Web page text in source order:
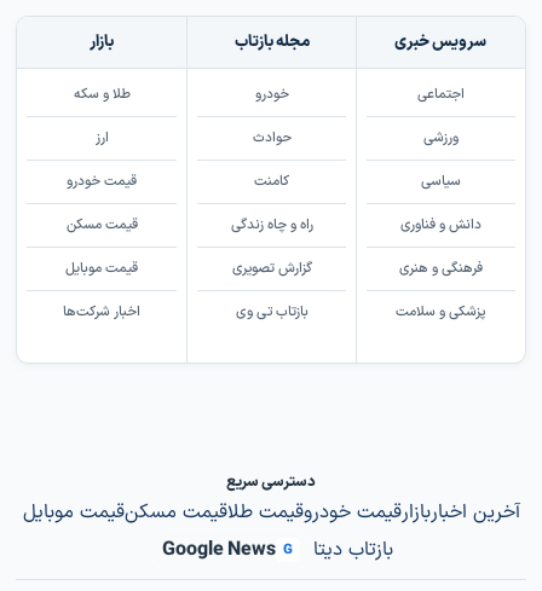
سرویس خبری
اجتماعی
ورزشی
سیاسی
دانش و فناوری
فرهنگی و هنری
پزشکی و سلامت
مجله بازتاب
خودرو
حوادث
کامنت
راه و چاه زندگی
گزارش تصویری
بازتاب تی وی
بازار
طلا و سکه
ارز
قیمت خودرو
قیمت مسکن
قیمت موبایل
اخبار شرکت‌ها
دسترسی سریع
آخرین اخباربازارقیمت خودروقیمت طلاقیمت مسکنقیمت موبایل
بازتاب دیتا
G
Google News